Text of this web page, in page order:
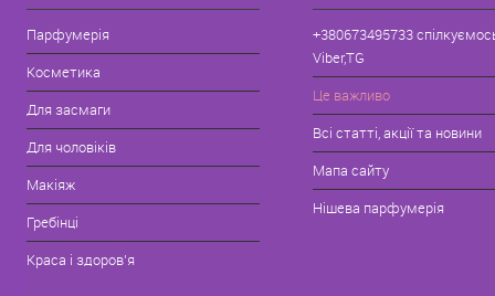
Парфумерія
Косметика
Для засмаги
Для чоловіків
Макіяж
Гребінці
Краса і здоров'я
+380673495733
Viber,TG
Це важливо
Всі статті, акції та новини
Мапа сайту
Нішева парфумерія